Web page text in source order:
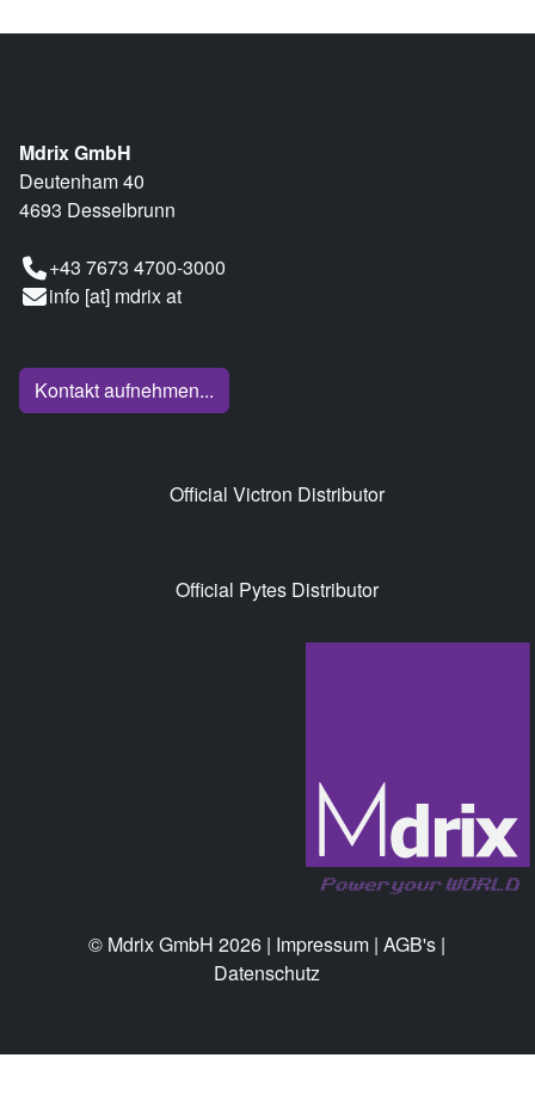
Mdrix GmbH
Deutenham 40
4693 Desselbrunn
+43 7673 4700-3000
info [at] mdrix at
Kontakt aufnehmen...
Official Victron Distributor
Official Pytes Distributor
© Mdrix GmbH 2026 | Impressum |AGB's |
Datenschutz